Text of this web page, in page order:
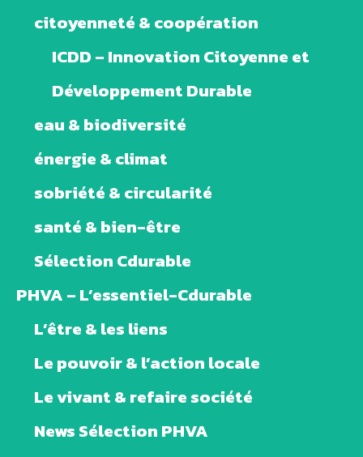
citoyenneté & coopération
ICDD – Innovation Citoyenne et
Développement Durable
eau & biodiversité
énergie & climat
sobriété & circularité
santé & bien-être
Sélection Cdurable
PHVA – L’essentiel-Cdurable
L’être & les liens
Le pouvoir & l’action locale
Le vivant & refaire société
News Sélection PHVA